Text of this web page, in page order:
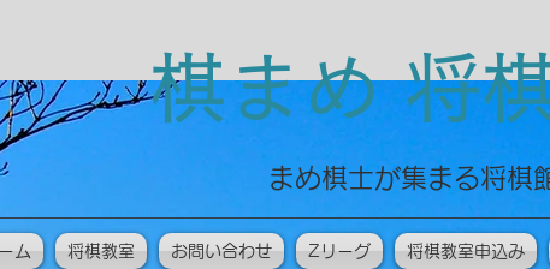
棋まめ 将
まめ棋士が集まる将棋
ム 将棋教室 お問い合わせ Zリーグ 将棋教室申込み